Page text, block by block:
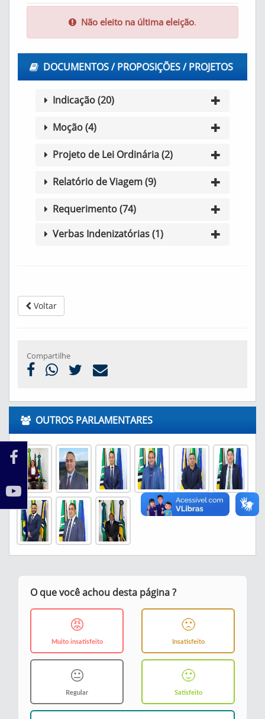
Não eleito na última eleição.
DOCUMENTOS / PROPOSIÇÕES / PROJETOS
Indicação (20)
Moção (4)
Projeto de Lei Ordinária (2)
Relatório de Viagem (9)
Requerimento (74)
Verbas Indenizatórias (1)
Voltar
Compartilhe
OUTROS PARLAMENTARES
O que você achou desta página ?
😡
Muito insatisfeito
🙁
Insatisfeito
😐
Regular
🙂
Satisfeito